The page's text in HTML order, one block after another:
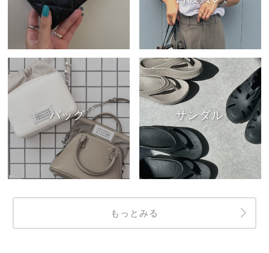
バッグ サンダル
もっとみる